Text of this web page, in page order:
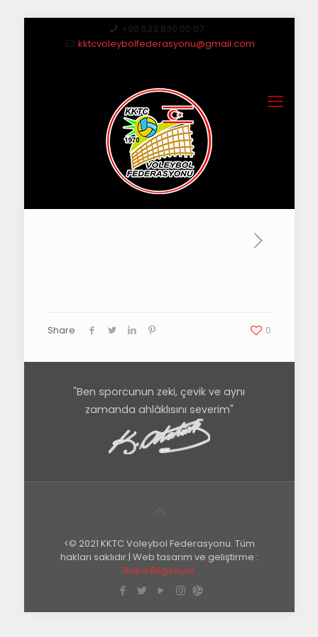
+90 533 830 00 07
kktcvoleybolfederasyonu@gmail.com
Share 0
"Ben sporcunun zeki, çevik ve aynı
zamanda ahlâklısını severim"
<© 2021 KKTC Voleybol Federasyonu. Tüm
hakları saklıdır.| Web tasarım ve geliştirme :
Baba Bilgisayar